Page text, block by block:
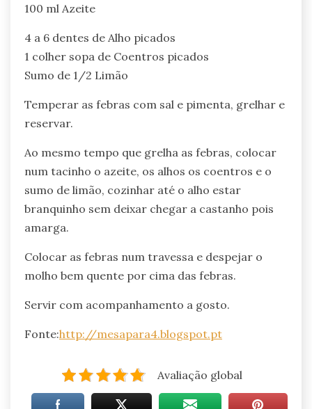
100 ml Azeite
4 a 6 dentes de Alho picados
1 colher sopa de Coentros picados
Sumo de 1/2 Limão
Temperar as febras com sal e pimenta, grelhar e
reservar.
Ao mesmo tempo que grelha as febras, colocar
num tacinho o azeite, os alhos os coentros e o
sumo de limão, cozinhar até o alho estar
branquinho sem deixar chegar a castanho pois
amarga.
Colocar as febras num travessa e despejar o
molho bem quente por cima das febras.
Servir com acompanhamento a gosto.
Fonte:http://mesapara4.blogspot.pt
Avaliação global